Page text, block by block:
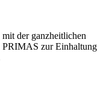
der ganzheitlichen
PRIMAS zur Einhaltung